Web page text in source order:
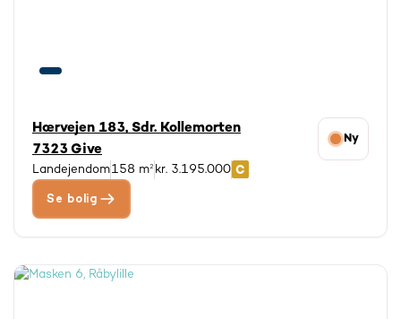
Hærvejen 183, Sdr. Kollemorten
7323 Give
Ny
Landejendom158 m² kr. 3.195.000
Se bolig